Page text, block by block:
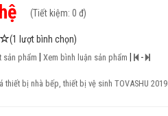
(Tiết kiệm: 0 đ)
(1 lượt bình chọn)
sản phẩm Xem bình luận sản phẩm -
thiết bị nhà bếp, thiết bị vệ sinh TOVASHU 2019